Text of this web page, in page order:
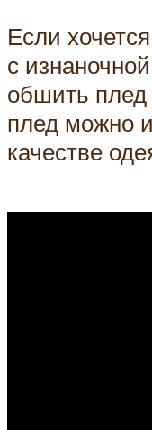
Если
с
обшить
плед можно
качестве